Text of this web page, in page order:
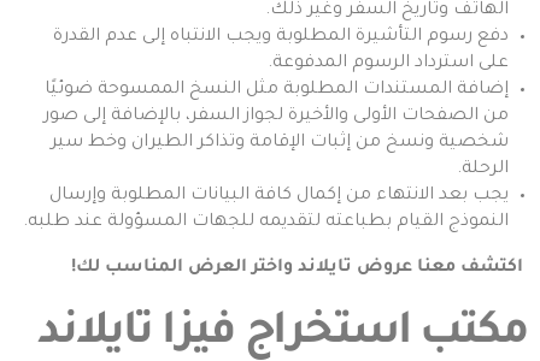
الهاتف وتاريخ السفر وغير ذلك.
دفع رسوم التأشيرة المطلوبة ويجب الانتباه إلى عدم القدرة
على استرداد الرسوم المدفوعة.
إضافة المستندات المطلوبة مثل النسخ الممسوحة ضوئيًا
من الصفحات الأولى والأخيرة لجواز السفر، بالإضافة إلى صور
شخصية ونسخ من إثبات الإقامة وتذاكر الطيران وخط سير
الرحلة.
يجب بعد الانتهاء من إكمال كافة البيانات المطلوبة وإرسال
النموذج القيام بطباعته لتقديمه للجهات المسؤولة عند طلبه.
اكتشف معنا عروض تايلاند واختر العرض المناسب لك!
مكتب استخراج فيزا تايلاند